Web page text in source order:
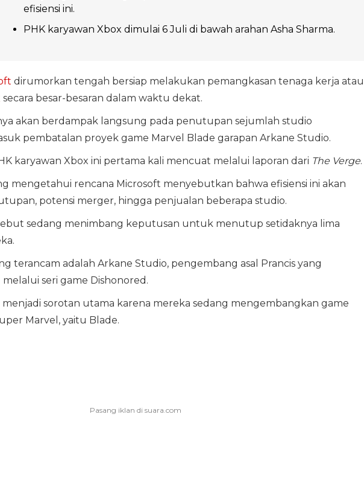
efisiensi ini.
PHK karyawan Xbox dimulai 6 Juli di bawah arahan Asha Sharma.
dirumorkan tengah bersiap melakukan pemangkasan tenaga kerja atau
secara besar-besaran dalam waktu dekat.
akan berdampak langsung pada penutupan sejumlah studio
pembatalan proyek game Marvel Blade garapan Arkane Studio.
karyawan Xbox ini pertama kali mencuat melalui laporan dari The Verge.
mengetahui rencana Microsoft menyebutkan bahwa efisiensi ini akan
potensi merger, hingga penjualan beberapa studio.
sedang menimbang keputusan untuk menutup setidaknya lima
terancam adalah Arkane Studio, pengembang asal Prancis yang
seri game Dishonored.
menjadi sorotan utama karena mereka sedang mengembangkan game
Marvel, yaitu Blade.